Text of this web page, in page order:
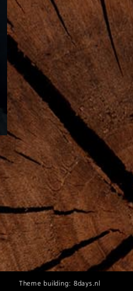
Theme building: 8days.nl